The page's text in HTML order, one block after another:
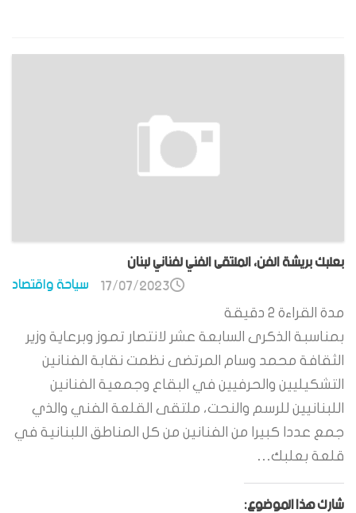
بعلبك بريشة الفن، الملتقى الفني لفناني لبنان
سياحة واقتصاد 17/07/2023
مدة القراءة 2 دقيقة
بمناسبة الذكرى السابعة عشر لانتصار تموز وبرعاية وزير
الثقافة محمد وسام المرتضى نظمت نقابة الفنانين
التشكيليين والحرفيين في البقاع وجمعية الفنانين
اللبنانيين للرسم والنحت، ملتقى القلعة الفني والذي
جمع عددا كبيرا من الفنانين من كل المناطق اللبنانية في
قلعة بعلبك…
شارك هذا الموضوع: